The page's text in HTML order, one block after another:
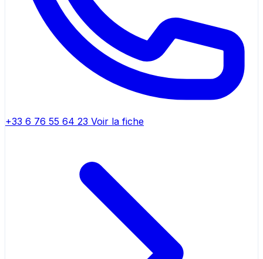
+33 6 76 55 64 23 Voir la fiche